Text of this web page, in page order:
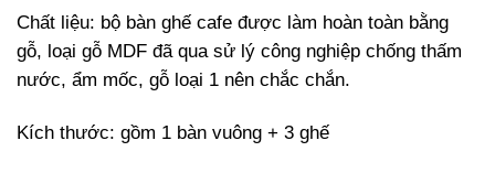
Chất liệu: bộ bàn ghế cafe được làm hoàn toàn bằng
gỗ, loại gỗ MDF đã qua sử lý công nghiệp chống thấm
nước, ẩm mốc, gỗ loại 1 nên chắc chắn.
Kích thước: gồm 1 bàn vuông + 3 ghế